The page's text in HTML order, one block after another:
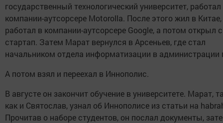
государственный технологический университет, работал
компании-аутсорсере Motorolla. После этого жил в Китае,
работал в компании-аутсорсере Google, а потом открыл
стартап. Затем Марат вернулся в Арсеньев, где стал
начальником отдела информатизации в администрации
А потом взял и переехал в Иннополис.
В августе он закончит обучение в университете. Марат,
как и Святослав, узнал об Иннополисе из статьи на
Прочитав о наборе студентов, он послал документы,